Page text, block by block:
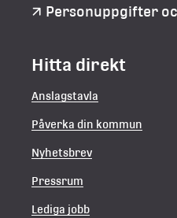
Personuppgifter
Hitta direkt
Anslagstavla
Påverka din kommun
Nyhetsbrev
Pressrum
Lediga jobb